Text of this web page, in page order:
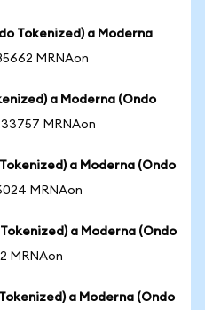
Tokenized) a Moderna
MRNAon
a Moderna (Ondo
MRNAon
a Moderna (Ondo
MRNAon
a Moderna (Ondo
MRNAon
a Moderna (Ondo